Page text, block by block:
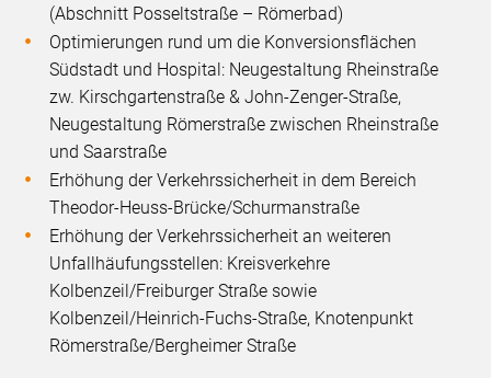
(Abschnitt Posseltstraße – Römerbad)
Optimierungen rund um die Konversionsflächen
Südstadt und Hospital: Neugestaltung Rheinstraße
zw. Kirschgartenstraße & John-Zenger-Straße,
Neugestaltung Römerstraße zwischen Rheinstraße
und Saarstraße
Erhöhung der Verkehrssicherheit in dem Bereich
Theodor-Heuss-Brücke/Schurmanstraße
Erhöhung der Verkehrssicherheit an weiteren
Unfallhäufungsstellen: Kreisverkehre
Kolbenzeil/Freiburger Straße sowie
Kolbenzeil/Heinrich-Fuchs-Straße, Knotenpunkt
Römerstraße/Bergheimer Straße